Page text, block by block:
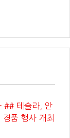
## 테슬라, 안
품 행사 개최